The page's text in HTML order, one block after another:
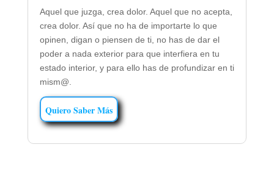
Aquel que juzga, crea dolor. Aquel que no acepta,
crea dolor. Así que no ha de importarte lo que
opinen, digan o piensen de ti, no has de dar el
poder a nada exterior para que interfiera en tu
estado interior, y para ello has de profundizar en ti
mism@.
Quiero Saber Más